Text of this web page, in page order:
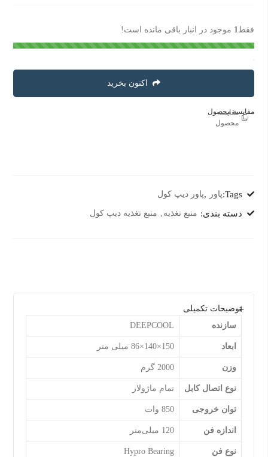
فقط1 موجود در انبار باقی مانده است!
اکنون بخرید
مقایسه محصول
مقایسه
محصول
Tags: پاور ,پاور دیپ کول
دسته بندی: منبع تغذیه منبع تغذیه دیپ کول
توضیحات تکمیلی
سازنده
DEEPCOOL
ابعاد 150×140×86 میلی متر
وزن 2000 گرم
نوع اتصال کابل تمام ماژولار
توان خروجی 850 وات
اندازه فن 120 میلی‌متر
نوع فن Hypro Bearing